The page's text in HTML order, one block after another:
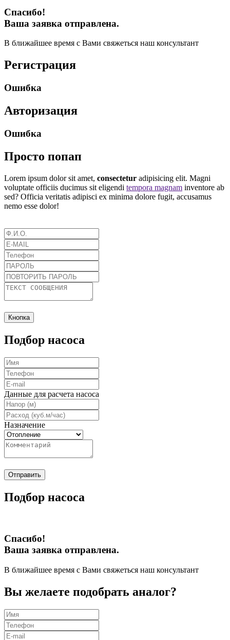
Спасибо!
Ваша заявка отправлена.
В ближайшее время с Вами свяжеться наш консультант
Регистрация
Ошибка
Авторизация
Ошибка
Просто попап
Lorem ipsum dolor sit amet, consectetur adipisicing elit. Magni
voluptate officiis ducimus sit eligendi tempora magnam inventore ab
sed? Officia veritatis adipisci ex minima dolore fugit, accusamus
nemo esse dolor!
Кнопка
Подбор насоса
Данные для расчета насоса
Назначение
Отправить
Подбор насоса
Спасибо!
Ваша заявка отправлена.
В ближайшее время с Вами свяжеться наш консультант
Вы желаете подобрать аналог?